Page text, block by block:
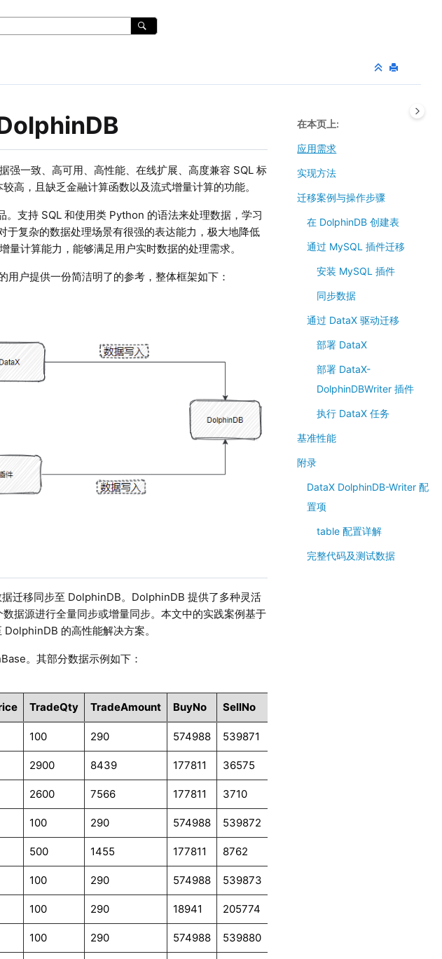
强一致、高可用、高性能、在线扩展、高度兼容 SQL 标
高，且缺乏金融计算函数以及流式增量计算的功能。
支持 SQL 和使用类 Python 的语法来处理数据，学习
复杂的数据处理场景有很强的表达能力，极大地降低
计算能力，能够满足用户实时数据的处理需求。
户提供一份简洁明了的参考，整体框架如下：
迁移同步至 DolphinDB。DolphinDB 提供了多种灵活
据源进行全量同步或增量同步。本文中的实践案例基于
的高性能解决方案。
。其部分数据示例如下：
TradeQty TradeAmount BuyNo SellNo
100 290 574988 539871
2900 8439 177811 36575
2600 7566 177811 3710
100 290 574988 539872
500 1455 177811 8762
100 290 574988 539873
100 290 18941 205774
100 290 574988 539880
在本页上
应用需求
实现方法
迁移案例与操作步骤
在 DolphinDB 创建表
通过 MySQL 插件迁移
安装 MySQL 插件
同步数据
通过 DataX 驱动迁移
部署 DataX
部署 DataX-
DolphinDBWriter 插件
执行 DataX 任务
基准性能
附录
DataX DolphinDB-Writer 配
置项
table 配置详解
完整代码及测试数据